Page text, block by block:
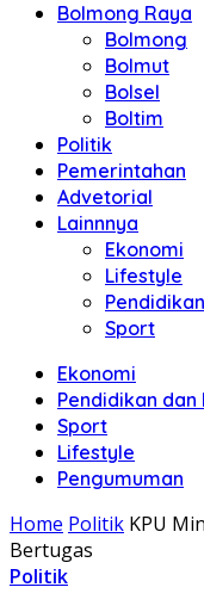
Bolmong Raya
Bolmong
Bolmut
Bolsel
Boltim
Politik
Pemerintahan
Advetorial
Lainnnya
Ekonomi
Lifestyle
Sport
Ekonomi
Pendidikan dan
Sport
Lifestyle
Pengumuman
Home Politik KPU
Bertugas
Politik